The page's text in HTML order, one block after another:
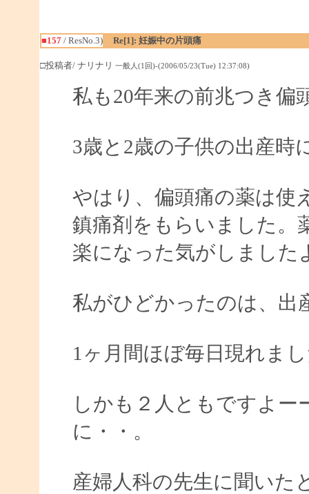
■157/ ResNo.3) Re[1]: 妊娠中の片頭痛
□投稿者/ ナリナリ 一般人(1回)-(2006/05/23(Tue) 12:37:08)
私も20年来の前兆つき偏
3歳と2歳の子供の出産時
やはり、偏頭痛の薬は使
鎮痛剤をもらいました。
楽になった気がしました
私がひどかったのは、出
1ヶ月間ほぼ毎日現れま
しかも２人ともですよー
に・・。
産婦人科の先生に聞いた